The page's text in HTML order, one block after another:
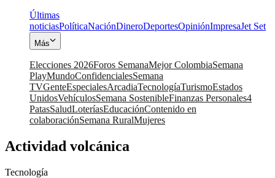
Últimas
noticiasPolíticaNaciónDineroDeportesOpiniónImpresaJet Set
Más
Elecciones 2026Foros SemanaMejor ColombiaSemana
PlayMundoConfidencialesSemana
TVGenteEspecialesArcadiaTecnologíaTurismoEstados
UnidosVehículosSemana SostenibleFinanzas Personales4
PatasSaludLoteríasEducaciónContenido en
colaboraciónSemana RuralMujeres
Actividad volcánica
Tecnología